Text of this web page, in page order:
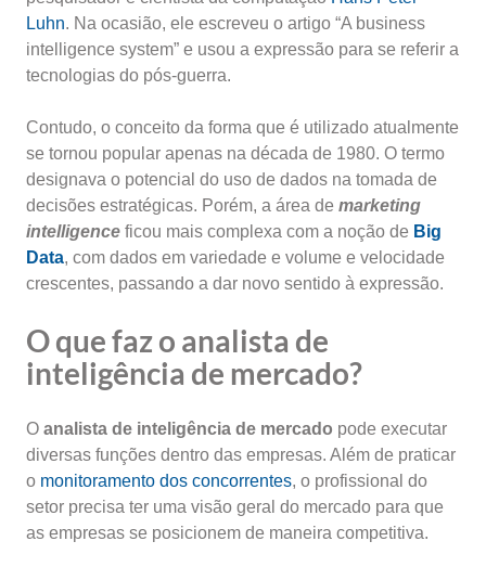
Luhn. Na ocasião, ele escreveu o artigo “A business
intelligence system” e usou a expressão para se referir a
tecnologias do pós-guerra.
Contudo, o conceito da forma que é utilizado atualmente
se tornou popular apenas na década de 1980. O termo
designava o potencial do uso de dados na tomada de
decisões estratégicas. Porém, a área de marketing
intelligence ficou mais complexa com a noção de Big
Data, com dados em variedade e volume e velocidade
crescentes, passando a dar novo sentido à expressão.
O que faz o analista de
inteligência de mercado?
O analista de inteligência de mercado pode executar
diversas funções dentro das empresas. Além de praticar
o monitoramento dos concorrentes, o profissional do
setor precisa ter uma visão geral do mercado para que
as empresas se posicionem de maneira competitiva.